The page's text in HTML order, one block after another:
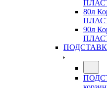
80л
90л
ПОДСТАВКИ